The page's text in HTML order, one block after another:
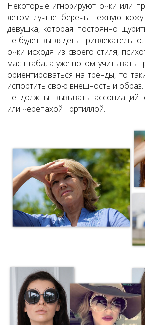
Некоторые игнорируют очки или
летом лучше беречь нежную кожу
девушка, которая постоянно
не будет выглядеть
очки исходя из своего стиля,
масштаба, а уже потом учитывать
ориентироваться на тренды, то
испортить свою внешность и
не должны вызывать ассоциаций
или черепахой Тортиллой.